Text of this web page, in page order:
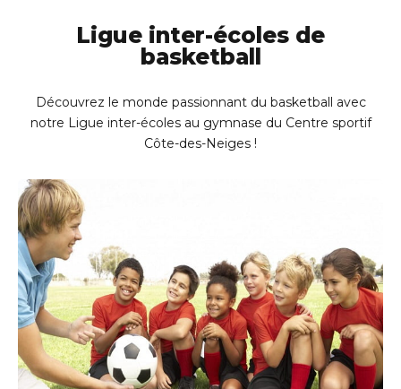
Ligue inter-écoles de
basketball
Découvrez le monde passionnant du basketball avec
notre Ligue inter-écoles au gymnase du Centre sportif
Côte-des-Neiges !